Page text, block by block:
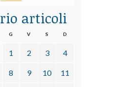
articoli
G V S D
1 2 3 4
8 9 10 11